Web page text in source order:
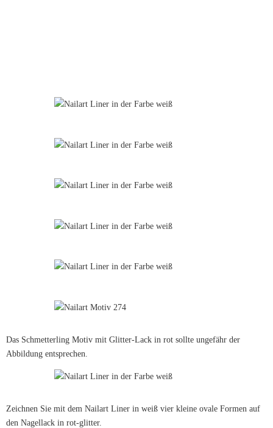
Das Schmetterling Motiv mit Glitter-Lack in rot sollte ungefähr der
Abbildung entsprechen.
Zeichnen Sie mit dem Nailart Liner in weiß vier kleine ovale Formen auf
den Nagellack in rot-glitter.